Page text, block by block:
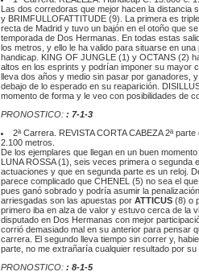
Las dos corredoras que mejor hacen la distancia
y BRIMFULLOFATTITUDE (9). La primera es
recta de Madrid y tuvo un bajón en el otoño que
temporada de Dos Hermanas. En todas estas
los metros, y ello le ha valido para situarse en
handicap. KING OF JUNGLE (1) y OCTANS (2)
altos en los esprints y podrían imponer su mayor
lleva dos años y medio sin pasar por ganadores,
debajo de lo esperado en su reaparición.
momento de forma y le veo con posibilidades de
PRONOSTICO: : 7-1-3
2ª Carrera. REVISTA CORTA CABEZA 2ª
2.100 metros.
De los ejemplares que llegan en un buen
LUNA ROSSA (1), seis veces primera o segunda
actuaciones y que en segunda parte es un reloj.
parece complicado que CHENEL (5) no sea el
pues ganó sobrado y podría asumir la
arriesgadas son las apuestas por ATTICUS (8) o
primero iba en alza de valor y estuvo cerca de la
disputado en Dos Hermanas con mejor
corrió demasiado mal en su anterior para pensar
carrera. El segundo lleva tiempo sin correr y,
parte, no me extrañaría cualquier resultado por su
PRONOSTICO: : 8-1-5